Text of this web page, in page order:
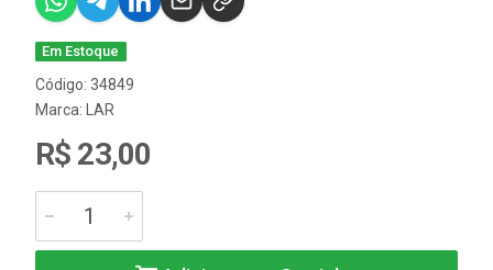
Em Estoque
Código: 34849
Marca:
LAR
R$ 23,00